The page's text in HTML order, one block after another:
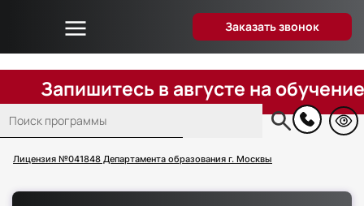
Лицензия №041848 Департамента образования г. Москвы
Заказать звонок
Основная
навигация
Об университете
Дистанционное образование
Преподаватели
Вопрос-ответ
в августе на обучение